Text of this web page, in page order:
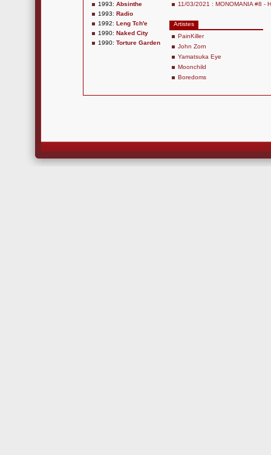
1993: Absinthe
1993: Radio
1992: Leng Tch'e
1990: Naked City
1990: Torture Garden
11/03/2021 : MONOMANIA #8 -
Artistes
PainKiller
John Zorn
Yamatsuka Eye
Moonchild
Boredoms